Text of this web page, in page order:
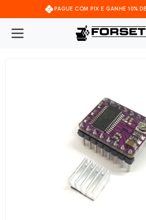
PAGUE COM PIX E GANHE 10%